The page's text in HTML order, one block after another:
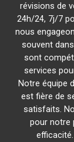
révisions de
24h/24, 7j/7
nous
souvent
sont
services
Notre équipe
est fière de
satisfaits.
pour notre